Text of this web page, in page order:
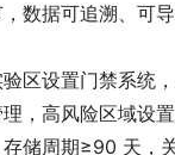
数据可追溯、可
区设置门禁系统
，高风险区域设
储周期≥90 天，